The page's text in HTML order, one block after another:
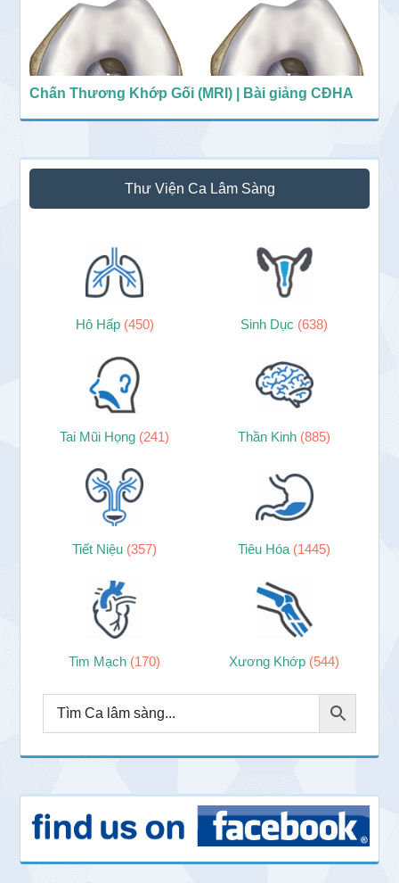
Chấn Thương Khớp Gối (MRI) | Bài giảng CĐHA
Thư Viện Ca Lâm Sàng
Hô Hấp (450) Sinh Dục (638)
Tai Mũi Họng (241) Thần Kinh (885)
Tiết Niệu (357) Tiêu Hóa (1445)
Tim Mạch (170) Xương Khớp (544)